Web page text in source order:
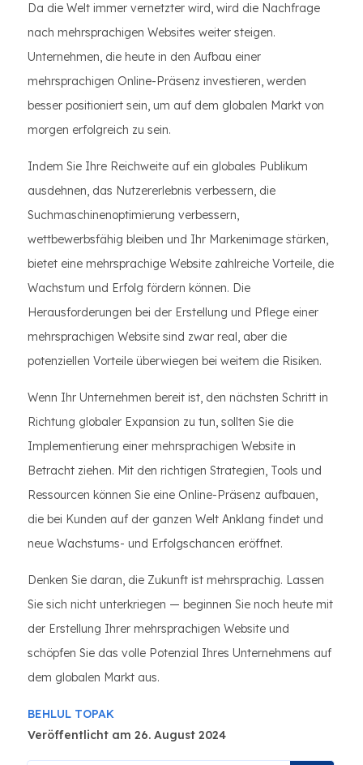
Da die Welt immer vernetzter wird, wird die Nachfrage
nach mehrsprachigen Websites weiter steigen.
Unternehmen, die heute in den Aufbau einer
mehrsprachigen Online-Präsenz investieren, werden
besser positioniert sein, um auf dem globalen Markt von
morgen erfolgreich zu sein.
Indem Sie Ihre Reichweite auf ein globales Publikum
ausdehnen, das Nutzererlebnis verbessern, die
Suchmaschinenoptimierung verbessern,
wettbewerbsfähig bleiben und Ihr Markenimage stärken,
bietet eine mehrsprachige Website zahlreiche Vorteile, die
Wachstum und Erfolg fördern können. Die
Herausforderungen bei der Erstellung und Pflege einer
mehrsprachigen Website sind zwar real, aber die
potenziellen Vorteile überwiegen bei weitem die Risiken.
Wenn Ihr Unternehmen bereit ist, den nächsten Schritt in
Richtung globaler Expansion zu tun, sollten Sie die
Implementierung einer mehrsprachigen Website in
Betracht ziehen. Mit den richtigen Strategien, Tools und
Ressourcen können Sie eine Online-Präsenz aufbauen,
die bei Kunden auf der ganzen Welt Anklang findet und
neue Wachstums- und Erfolgschancen eröffnet.
Denken Sie daran, die Zukunft ist mehrsprachig. Lassen
Sie sich nicht unterkriegen — beginnen Sie noch heute mit
der Erstellung Ihrer mehrsprachigen Website und
schöpfen Sie das volle Potenzial Ihres Unternehmens auf
dem globalen Markt aus.
BEHLUL TOPAK
Veröffentlicht am 26. August 2024